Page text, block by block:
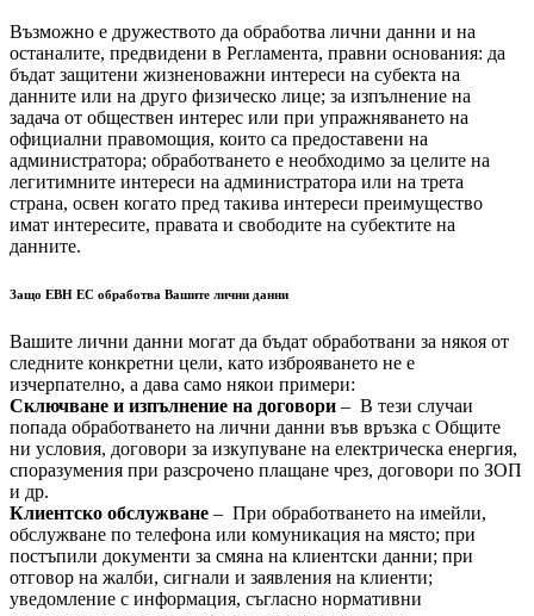
Възможно е дружеството да обработва лични данни и на
останалите, предвидени в Регламента, правни основания: да
бъдат защитени жизненоважни интереси на субекта на
данните или на друго физическо лице; за изпълнение на
задача от обществен интерес или при упражняването на
официални правомощия, които са предоставени на
администратора; обработването е необходимо за целите на
легитимните интереси на администратора или на трета
страна, освен когато пред такива интереси преимущество
имат интересите, правата и свободите на субектите на
данните.
Защо ЕВН ЕС обработва Вашите лични данни
Вашите лични данни могат да бъдат обработвани за някоя от
следните конкретни цели, като изброяването не е
изчерпателно, а дава само някои примери:
Сключване и изпълнение на договори – В тези случаи
попада обработването на лични данни във връзка с Общите
ни условия, договори за изкупуване на електрическа енергия,
споразумения при разсрочено плащане чрез, договори по ЗОП
и др.
Клиентско обслужване – При обработването на имейли,
обслужване по телефона или комуникация на място; при
постъпили документи за смяна на клиентски данни; при
отговор на жалби, сигнали и заявления на клиенти;
уведомление с информация, съгласно нормативни